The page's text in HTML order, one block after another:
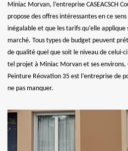
Miniac Morvan, l’entreprise CASEACSCH
propose des offres intéressantes en ce
inégalable et que les tarifs qu’elle applique
marché. Tous types de budget peuvent
de qualité quel que soit le niveau de celui-
tel projet à Miniac Morvan et ses environs,
Peinture Réovation 35 est l’entreprise de
ne pas manquer.